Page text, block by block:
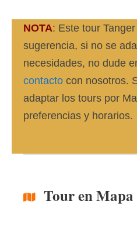
NOTA: Este tour
sugerencia, si no se
necesidades, no dude
contacto con nosotros.
adaptar los tours por
preferencias y horarios.
Tour en Mapa